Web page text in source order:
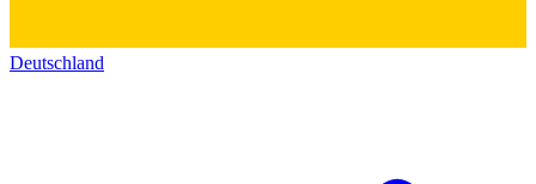
Deutschland